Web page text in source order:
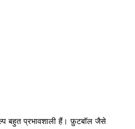
बहुत प्रभावशाली हैं। फ़ुटबॉल जैसे